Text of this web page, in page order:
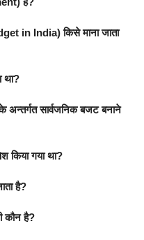
in India) किसे माना जाता
था?
अन्तर्गत सार्वजनिक बजट बनाने
किया गया था?
है?
कौन है?